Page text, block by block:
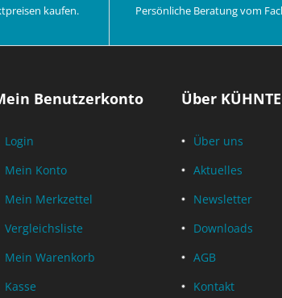
kaufen. Persönliche Beratung vom
Benutzerkonto
Login
Mein Konto
Mein Merkzettel
Vergleichsliste
Mein Warenkorb
Kasse
Über
Über uns
Aktuelles
Newsletter
Downloads
AGB
Kontakt